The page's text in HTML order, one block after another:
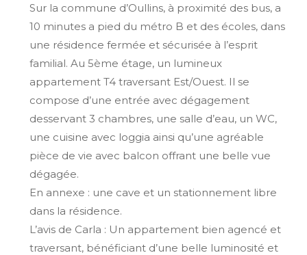
Sur la commune d’Oullins, à proximité des bus, a
10 minutes a pied du métro B et des écoles, dans
une résidence fermée et sécurisée à l’esprit
familial. Au 5ème étage, un lumineux
appartement T4 traversant Est/Ouest. Il se
compose d’une entrée avec dégagement
desservant 3 chambres, une salle d’eau, un WC,
une cuisine avec loggia ainsi qu’une agréable
pièce de vie avec balcon offrant une belle vue
dégagée.
En annexe : une cave et un stationnement libre
dans la résidence.
L’avis de Carla : Un appartement bien agencé et
traversant, bénéficiant d’une belle luminosité et